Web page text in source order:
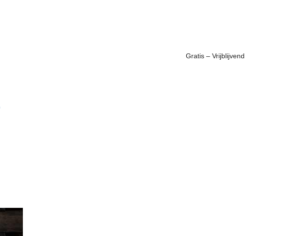
Gratis – Vrijblijvend